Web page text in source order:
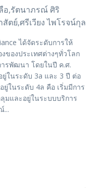
อ,รัตนาภรณ์ ศิริ
ตย์,ศรีเวียง ไพโรจน์กุล
ได้จัดระดับการให้
ของประเทศต่างๆทั่วโลก
รพัฒนา โดยในปี ค.ศ.
ยู่ในระดับ 3a และ 3 ปี ต่อ
ในระดับ 4ล คือ เริ่มมีการ
มและอยู่ในระบบบริการ
...